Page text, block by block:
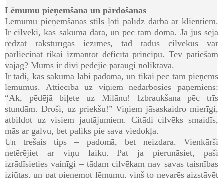
Lēmumu pieņemšana un pārdošanas
Lēmumu pieņemšanas stils ļoti palīdz darbā ar klientiem.
Ir cilvēki, kas sākumā dara, un pēc tam domā. Ja jūs sejā
redzat raksturīgas iezīmes, tad tādus cilvēkus var
pārliecināt tikai izmantot deficīta principu. Tev patiešām
vajag? Mums ir divi pēdējie paraugi noliktavā.
Ir tādi, kas sākuma labi padomā, un tikai pēc tam pieņems
lēmumus. Attiecībā uz viņiem nedarbosies paņēmiens:
“Ak, pēdējā biļete uz Milānu! Izbraukšana pēc trīs
stundām. Droši, uz priekšu!” Viņiem jāsaskaidro mierīgi,
atbildot uz visiem jautājumiem. Citādi cilvēks smaidīs,
mās ar galvu, bet paliks pie sava viedokļa.
Un trešais tips – padomā, bet neizdara. Vienkārši
netērējiet ar viņu laiku. Pat ja pierunāsiet, paši
izrādīsieties vainīgi – tādam cilvēkam nav savas taisnības
izjūtas, un pat pieņemot lēmumu, viņš to nevarēs aizstāvēt